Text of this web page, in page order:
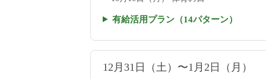
有給活用プラン（14パターン）
12月31日（土）〜1月2日（月）